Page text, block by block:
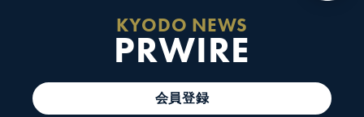
KYODO NEWS
PRWIRE
会員登録